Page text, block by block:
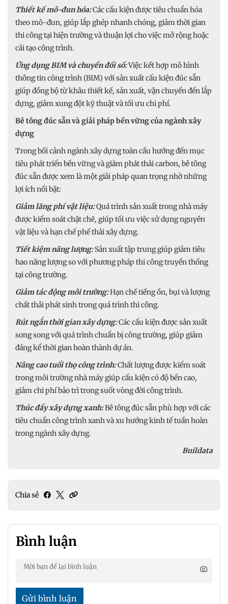
Thiết kế mô-đun hóa:Các cấu kiện được tiêu chuẩn hóa
theo mô-đun, giúp lắp ghép nhanh chóng, giảm thời gian
thi công tại hiện trường và thuận lợi cho việc mở rộng hoặc
cải tạo công trình.
Ứng dụng BIM và chuyển đổi số:Việc kết hợp mô hình
thông tin công trình (BIM) với sản xuất cấu kiện đúc sẵn
giúp đồng bộ từ khâu thiết kế, sản xuất, vận chuyển đến lắp
dựng, giảm xung đột kỹ thuật và tối ưu chi phí.
Bê tông đúc sẵn và giải pháp bền vững của ngành xây
dựng
Trong bối cảnh ngành xây dựng toàn cầu hướng đến mục
tiêu phát triển bền vững và giảm phát thải carbon, bê tông
đúc sẵn được xem là một giải pháp quan trọng nhờ những
lợi ích nổi bật:
Giảm lãng phí vật liệu:Quá trình sản xuất trong nhà máy
được kiểm soát chặt chẽ, giúp tối ưu việc sử dụng nguyên
vật liệu và hạn chế phế thải xây dựng.
Tiết kiệm năng lượng:Sản xuất tập trung giúp giảm tiêu
hao năng lượng so với phương pháp thi công truyền thống
tại công trường.
Giảm tác động môi trường:Hạn chế tiếng ồn, bụi và lượng
chất thải phát sinh trong quá trình thi công.
Rút ngắn thời gian xây dựng:Các cấu kiện được sản xuất
song song với quá trình chuẩn bị công trường, giúp giảm
đáng kể thời gian hoàn thành dự án.
Nâng cao tuổi thọ công trình:Chất lượng được kiểm soát
trong môi trường nhà máy giúp cấu kiện có độ bền cao,
giảm chi phí bảo trì trong suốt vòng đời công trình.
Thúc đẩy xây dựng xanh:Bê tông đúc sẵn phù hợp với các
tiêu chuẩn công trình xanh và xu hướng kinh tế tuần hoàn
trong ngành xây dựng.
Buildata
Chia sẻ
Bình luận
Gửi bình luận